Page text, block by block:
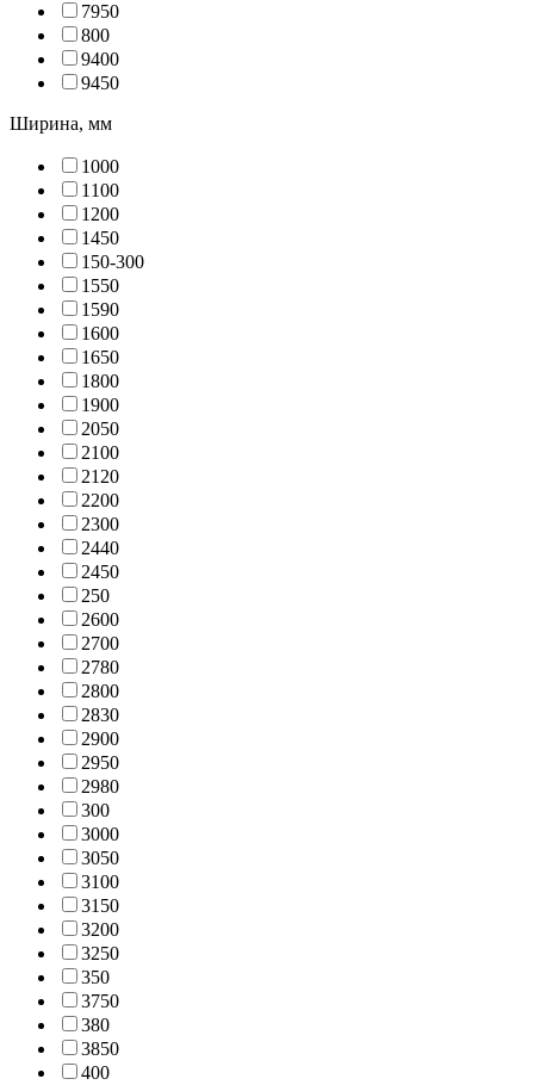
7950
800
9400
9450
Ширина, мм
1000
1100
1200
1450
150-300
1550
1590
1600
1650
1800
1900
2050
2100
2120
2200
2300
2440
2450
250
2600
2700
2780
2800
2830
2900
2950
2980
300
3000
3050
3100
3150
3200
3250
350
3750
380
3850
400